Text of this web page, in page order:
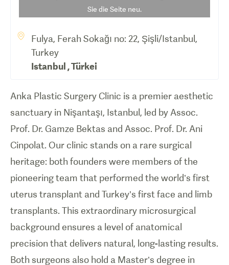
Sie die Seite neu.
Fulya, Ferah Sokağı no: 22, Şişli/Istanbul,
Turkey
Istanbul ,Türkei
Anka Plastic Surgery Clinic is a premier aesthetic
sanctuary in Nişantaşı, Istanbul, led by Assoc.
Prof. Dr. Gamze Bektas and Assoc. Prof. Dr. Ani
Cinpolat. Our clinic stands on a rare surgical
heritage: both founders were members of the
pioneering team that performed the world’s first
uterus transplant and Turkey’s first face and limb
transplants. This extraordinary microsurgical
background ensures a level of anatomical
precision that delivers natural, long-lasting results.
Both surgeons also hold a Master’s degree in